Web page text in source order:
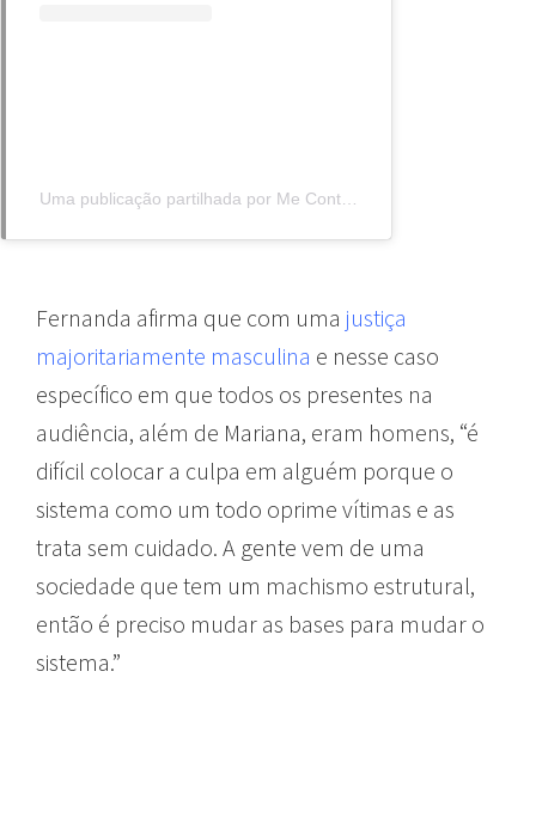
Fernanda afirma que com uma justiça
majoritariamente masculina e nesse caso
específico em que todos os presentes na
audiência, além de Mariana, eram homens, “é
difícil colocar a culpa em alguém porque o
sistema como um todo oprime vítimas e as
trata sem cuidado. A gente vem de uma
sociedade que tem um machismo estrutural,
então é preciso mudar as bases para mudar o
sistema.”